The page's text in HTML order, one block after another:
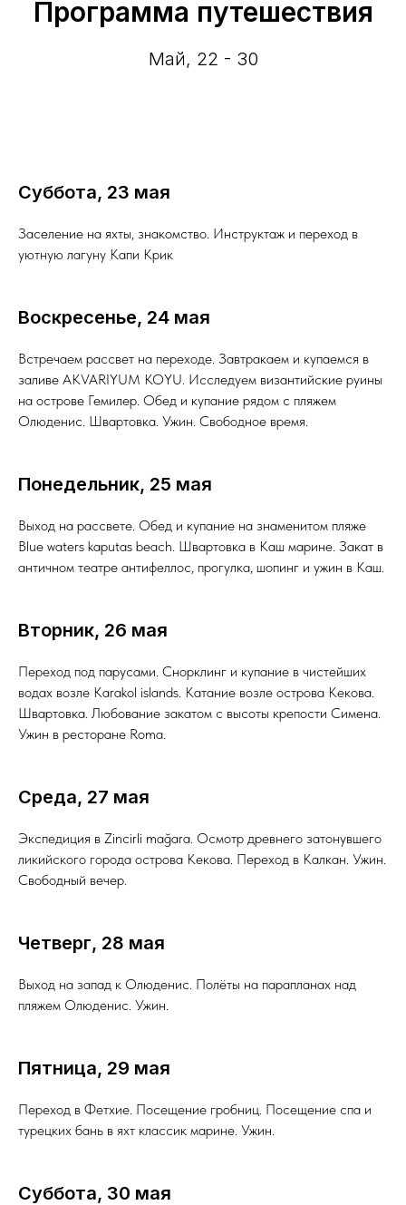
Программа путешествия
Май, 22 - 30
Суббота, 23 мая
Заселение на яхты, знакомство. Инструктаж и переход в
уютную лагуну Капи Крик
Воскресенье, 24 мая
Встречаем рассвет на переходе. Завтракаем и купаемся в
заливе AKVARIYUM KOYU. Исследуем византийские руины
на острове Гемилер. Обед и купание рядом с пляжем
Олюденис. Швартовка. Ужин. Свободное время.
Понедельник, 25 мая
Выход на рассвете. Обед и купание на знаменитом пляже
Blue waters kaputas beach. Швартовка в Каш марине. Закат в
античном театре антифеллос, прогулка, шопинг и ужин в Каш.
Вторник, 26 мая
Переход под парусами. Снорклинг и купание в чистейших
водах возле Karakol islands. Катание возле острова Кекова.
Швартовка. Любование закатом с высоты крепости Симена.
Ужин в ресторане Roma.
Среда, 27 мая
Экспедиция в Zincirli mağara. Осмотр древнего затонувшего
ликийского города острова Кекова. Переход в Калкан. Ужин.
Свободный вечер.
Четверг, 28 мая
Выход на запад к Олюденис. Полёты на парапланах над
пляжем Олюденис. Ужин.
Пятница, 29 мая
Переход в Фетхие. Посещение гробниц. Посещение спа и
турецких бань в яхт классик марине. Ужин.
Суббота, 30 мая